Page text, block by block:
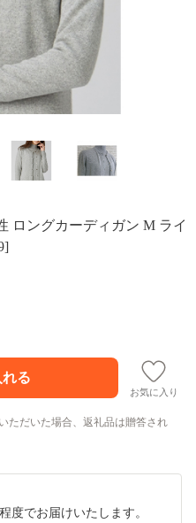
ロングカーディガン M ライ
お気に入り
ただいた場合、返礼品は贈答され
度でお届けいたします。